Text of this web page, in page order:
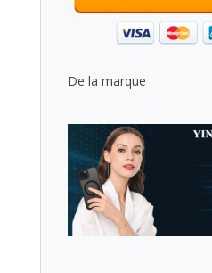
De la marque